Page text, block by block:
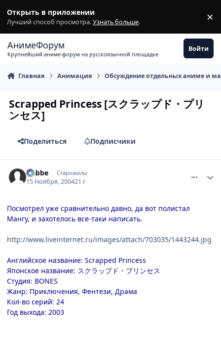
Открыть в приложении
Лучший способ просмотра.Узнать больше. ×
АнимеФорум
Крупнейший аниме-форум на русскоязычной площадке
Войти
Главная Анимация Обсуждение отдельных аниме и
Scrapped Princess [スクラップド・プリ
ンセス]
Поделиться Подписчики
Nabbe Старожилы
15 Ноября, 200421 г
Посмотрел уже сравнительно давно, да вот полистал
Мангу, и захотелось все-таки написать.
http://www.liveinternet.ru/images/attach/703035/1443244.jpg
Английское название: Scrapped Princess
Японское название: スクラップド・プリンセス
Студия: BONES
Жанр: Приключения, Фентези, Драма
Кол-во серий: 24
Год выхода: 2003